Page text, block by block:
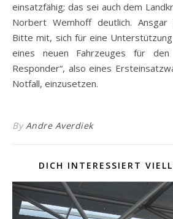
einsatzfähig; das sei auch dem
Norbert Wemhoff deutlich. Ansgar
Bitte mit, sich für eine
eines neuen Fahrzeuges für den
Responder“, also eines
Notfall, einzusetzen.
ByAndre Averdiek
DICH INTERESSIERT